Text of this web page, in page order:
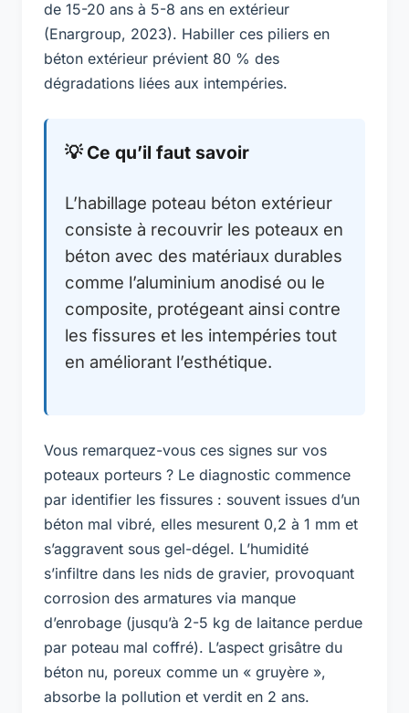
de 15-20 ans à 5-8 ans en extérieur
(Enargroup, 2023). Habiller ces piliers en
béton extérieur prévient 80 % des
dégradations liées aux intempéries.
💡 Ce qu’il faut savoir
L’habillage poteau béton extérieur
consiste à recouvrir les poteaux en
béton avec des matériaux durables
comme l’aluminium anodisé ou le
composite, protégeant ainsi contre
les fissures et les intempéries tout
en améliorant l’esthétique.
Vous remarquez-vous ces signes sur vos
poteaux porteurs ? Le diagnostic commence
par identifier les fissures : souvent issues d’un
béton mal vibré, elles mesurent 0,2 à 1 mm et
s’aggravent sous gel-dégel. L’humidité
s’infiltre dans les nids de gravier, provoquant
corrosion des armatures via manque
d’enrobage (jusqu’à 2-5 kg de laitance perdue
par poteau mal coffré). L’aspect grisâtre du
béton nu, poreux comme un « gruyère »,
absorbe la pollution et verdit en 2 ans.